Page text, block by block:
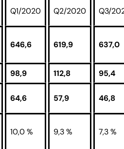
Q1/2020 Q2/2020 Q3/
646,6 619,9 637,0
98,9 112,8
95,4
64,6 57,9 46,8
10,0 % 9,3 % 7,3 %